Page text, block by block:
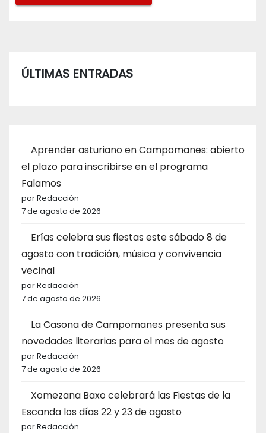
ÚLTIMAS ENTRADAS
Aprender asturiano en Campomanes: abierto
el plazo para inscribirse en el programa
Falamos
por Redacción
7 de agosto de 2026
Erías celebra sus fiestas este sábado 8 de
agosto con tradición, música y convivencia
vecinal
por Redacción
7 de agosto de 2026
La Casona de Campomanes presenta sus
novedades literarias para el mes de agosto
por Redacción
7 de agosto de 2026
Xomezana Baxo celebrará las Fiestas de la
Escanda los días 22 y 23 de agosto
por Redacción